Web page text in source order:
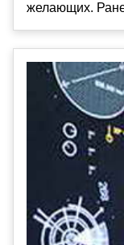
желающих.